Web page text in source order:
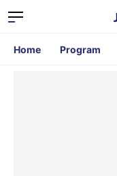
Home Program